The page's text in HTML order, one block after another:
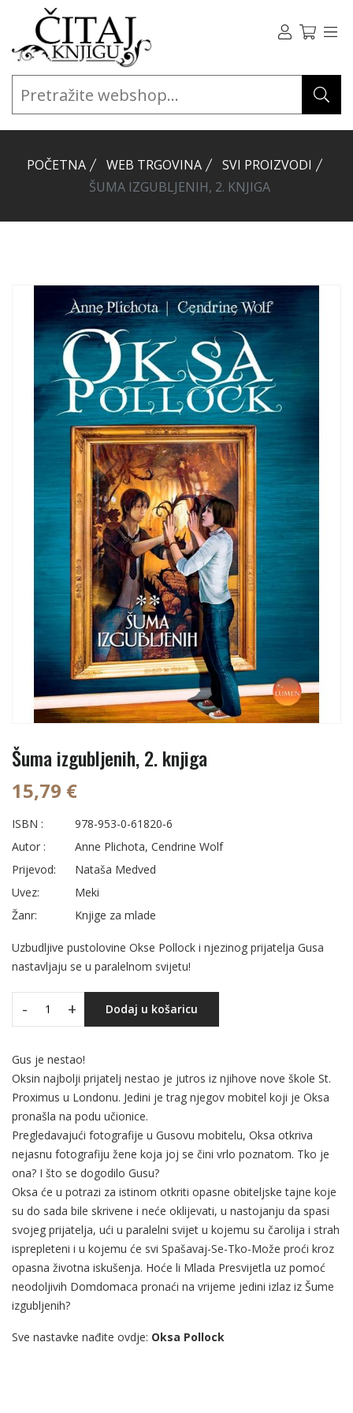
POČETNA WEB TRGOVINA
SVI PROIZVODI
ŠUMA IZGUBLJENIH, 2. KNJIGA
Šuma izgubljenih, 2. knjiga
15,79 €
ISBN :
978-953-0-61820-6
Autor :
Anne Plichota, Cendrine Wolf
Prijevod:
Nataša Medved
Uvez:
Meki
Žanr:
Knjige za mlade
Uzbudljive pustolovine Okse Pollock i njezinog prijatelja Gusa
nastavljaju se u paralelnom svijetu!
- + Dodaj u košaricu
Gus je nestao!
Oksin najbolji prijatelj nestao je jutros iz njihove nove škole St.
Proximus u Londonu. Jedini je trag njegov mobitel koji je Oksa
pronašla na podu učionice.
Pregledavajući fotografije u Gusovu mobitelu, Oksa otkriva
nejasnu fotografiju žene koja joj se čini vrlo poznatom. Tko je
ona? I što se dogodilo Gusu?
Oksa će u potrazi za istinom otkriti opasne obiteljske tajne koje
su do sada bile skrivene i neće oklijevati, u nastojanju da spasi
svojeg prijatelja, ući u paralelni svijet u kojemu su čarolija i strah
isprepleteni i u kojemu će svi Spašavaj-Se-Tko-Može proći kroz
opasna životna iskušenja. Hoće li Mlada Presvijetla uz pomoć
neodoljivih Domdomaca pronaći na vrijeme jedini izlaz iz Šume
izgubljenih?
Sve nastavke nađite ovdje: Oksa Pollock